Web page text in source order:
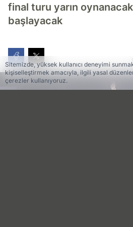
final turu yarın
başlayacak
Sitemizde, yüksek kullanıcı deneyimi
kişiselleştirmek amacıyla, ilgili yasal
çerezler kullanıyoruz.